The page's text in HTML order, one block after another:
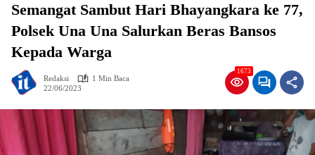
Semangat Sambut Hari Bhayangkara ke 77,
Polsek Una Una Salurkan Beras Bansos
Kepada Warga
Redaksi
1 Min Baca
22/06/2023
1673